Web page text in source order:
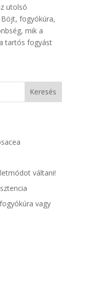
utolsó
fogyókúra,
mik a
tartós fogyást
Keresés
váltani!
vagy